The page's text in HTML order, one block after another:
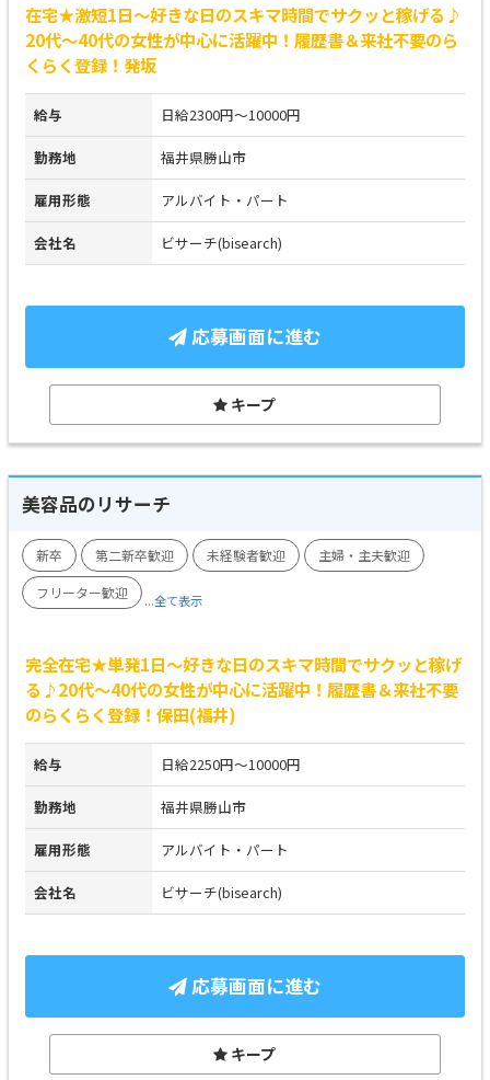
在宅★激短1日～好きな日のスキマ時間でサクッと稼げる♪
20代～40代の女性が中心に活躍中！履歴書＆来社不要のら
くらく登録！発坂
給与 日給2300円～10000円
勤務地 福井県勝山市
雇用形態 アルバイト・パート
会社名 ビサーチ(bisearch)
応募画面に進む
キープ
美容品のリサーチ
新卒 第二新卒歓迎 未経験者歓迎
主婦・主夫歓迎
フリーター歓迎
...全て表示
完全在宅★単発1日～好きな日のスキマ時間でサクッと稼げ
る♪20代～40代の女性が中心に活躍中！履歴書＆来社不要
のらくらく登録！保田(福井)
給与 日給2250円～10000円
勤務地 福井県勝山市
雇用形態 アルバイト・パート
会社名 ビサーチ(bisearch)
応募画面に進む
キープ